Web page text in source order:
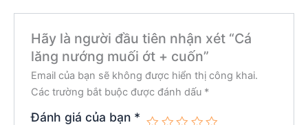
Hãy là người đầu tiên nhận xét “Cá
lăng nướng muối ớt + cuốn”
Email của bạn sẽ không được hiển thị công khai.
Các trường bắt buộc được đánh dấu *
Đánh giá của bạn *